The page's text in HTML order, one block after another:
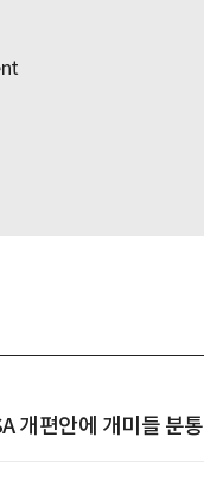
개편안에 개미들 분통